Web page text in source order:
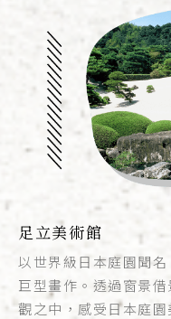
足立美術館
以世界級日本庭園聞
巨型畫作。透過窗景
觀之中，感受日本庭園